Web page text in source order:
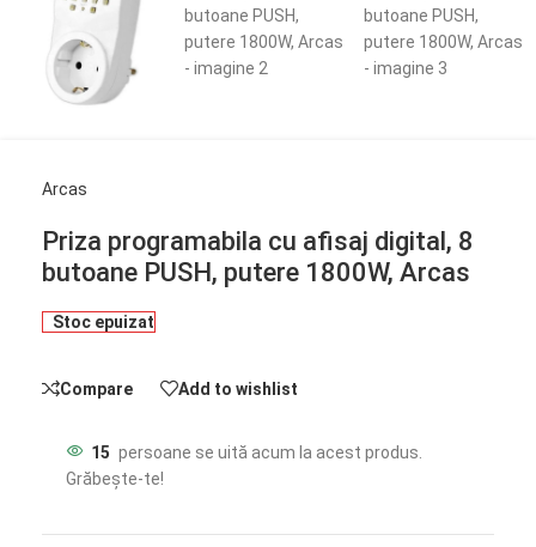
Arcas
Priza programabila cu afisaj digital, 8
butoane PUSH, putere 1800W, Arcas
Stoc epuizat
Compare Add to wishlist
15 persoane se uită acum la acest produs.
Grăbește-te!